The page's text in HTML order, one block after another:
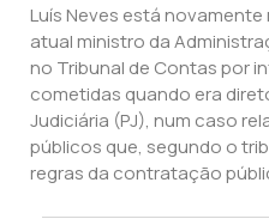
Luís Neves está
atual ministro da
no Tribunal de Contas por
cometidas quando era
Judiciária (PJ), num caso
públicos que, segundo o
regras da contratação